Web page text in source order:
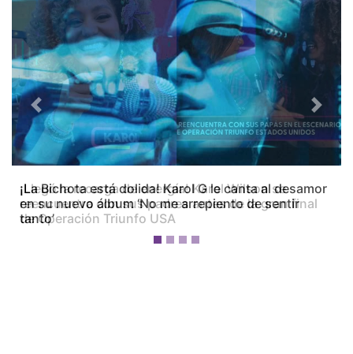
¡La Bichota está dolida! Karol G le canta al desamor
en su nuevo álbum ‘No me arrepiento de sentir
tanto’
Previous Next